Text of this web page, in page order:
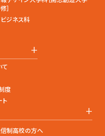
］
ジネス科
+
て
度
ト
+
制高校の方へ